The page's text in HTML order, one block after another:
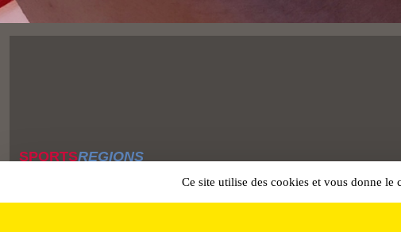
SPORTSREGIONS
Ce site utilise des cookies et vous donne